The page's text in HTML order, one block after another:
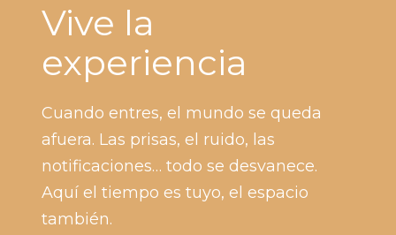
Vive la
experiencia
Cuando entres, el mundo se queda
afuera. Las prisas, el ruido, las
notificaciones… todo se desvanece.
Aquí el tiempo es tuyo, el espacio
también.